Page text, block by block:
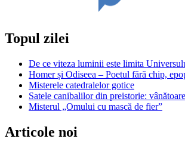
aproape
Topul zilei
De ce viteza luminii este limita
Homer și Odiseea – Poetul fără chip,
Misterele catedralelor gotice
Satele canibalilor din preistorie:
Misterul „Omului cu mască de fier”
Articole noi